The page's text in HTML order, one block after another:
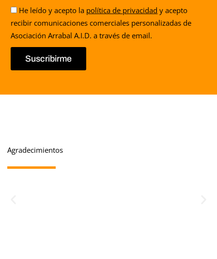
Aceptación
He leído y acepto la política de privacidad y acepto
recibir comunicaciones comerciales personalizadas de
Asociación Arrabal A.I.D. a través de email.
Suscribirme
Agradecimientos